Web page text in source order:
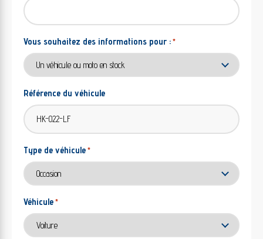
Vous souhaitez des informations pour : *
Référence du véhicule
Type de véhicule *
Véhicule *